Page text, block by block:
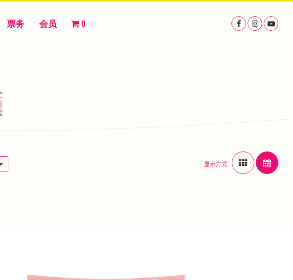
票务 会员 0
显示方式